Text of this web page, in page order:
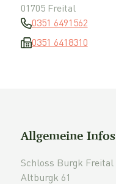
01705 Freital
0351 6491562
0351 6418310
Allgemeine Infos
Schloss Burgk Freital
Altburgk 61